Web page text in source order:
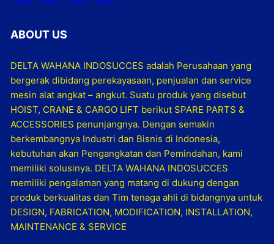
ABOUT US
DELTA WAHANA INDOSUCCES adalah Perusahaan yang
bergerak dibidang perekayasaan, penjualan dan service
mesin alat angkat – angkut. Suatu produk yang disebut
HOIST, CRANE & CARGO LIFT berikut SPARE PARTS &
ACCESSORIES penunjangnya. Dengan semakin
berkembangnya Industri dan Bisnis di Indonesia,
kebutuhan akan Pengangkatan dan Pemindahan, kami
memiliki solusinya. DELTA WAHANA INDOSUCCES
memiliki pengalaman yang matang di dukung dengan
produk berkualitas dan Tim tenaga ahli di bidangnya untuk
DESIGN, FABRICATION, MODIFICATION, INSTALLATION,
MAINTENANCE & SERVICE